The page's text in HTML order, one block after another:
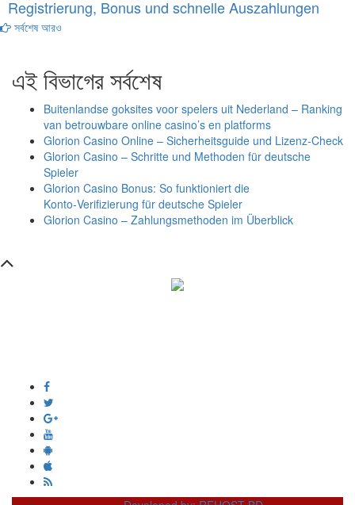
Registrierung, Bonus und schnelle Auszahlungen
সর্বশেষ আরও
এই বিভাগের সর্বশেষ
Buitenlandse goksites voor spelers uit Nederland – Ranking
van betrouwbare online casino’s en platforms
Glorion Casino Online – Sicherheitsguide und Lizenz‑Check
Glorion Casino – Schritte und Methoden für deutsche
Spieler
Glorion Casino Bonus: So funktioniert die
Konto‑Verifizierung für deutsche Spieler
Glorion Casino – Zahlungsmethoden im Überblick